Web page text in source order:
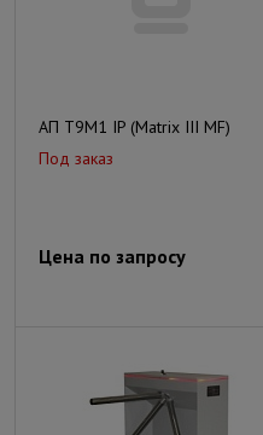
АП Т9М1 IP (Matrix III MF)
Под заказ
Цена по запросу